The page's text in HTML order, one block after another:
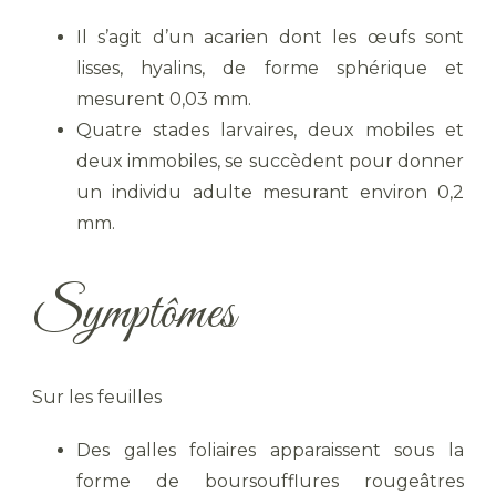
Il s’agit d’un acarien dont les œufs sont
lisses, hyalins, de forme sphérique et
mesurent 0,03 mm.
Quatre stades larvaires, deux mobiles et
deux immobiles, se succèdent pour donner
un individu adulte mesurant environ 0,2
mm.
Symptômes
Sur les feuilles
Des galles foliaires apparaissent sous la
forme de boursoufflures rougeâtres